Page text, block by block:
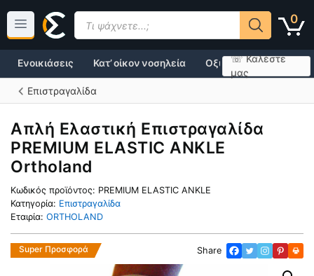
περιεχόμενο
0
Products
search
☏ Καλέστε
μας
Κατ’ οίκον νοσηλεία Οξυγονοθεραπεία
Ενοικιάσεις
Επιστραγαλίδα
Απλή Eλαστική Eπιστραγαλίδα
PREMIUM ELASTIC ANKLE
Ortholand
Κωδικός προϊόντος: PREMIUM ELASTIC ANKLE
Κατηγορία: Επιστραγαλίδα
Εταιρία: ORTHOLAND
Share
Super Προσφορά